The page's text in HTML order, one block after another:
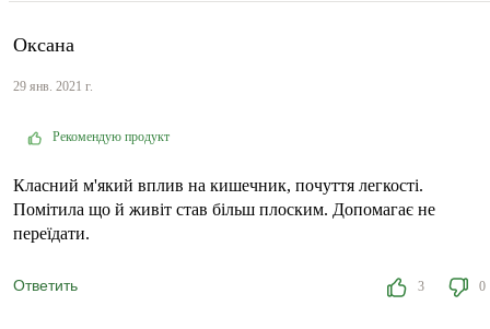
Оксана
29 янв. 2021 г.
Рекомендую продукт
Класний м'який вплив на кишечник, почуття легкості.
Помітила що й живіт став більш плоским. Допомагає не
переїдати.
Ответить 3 0